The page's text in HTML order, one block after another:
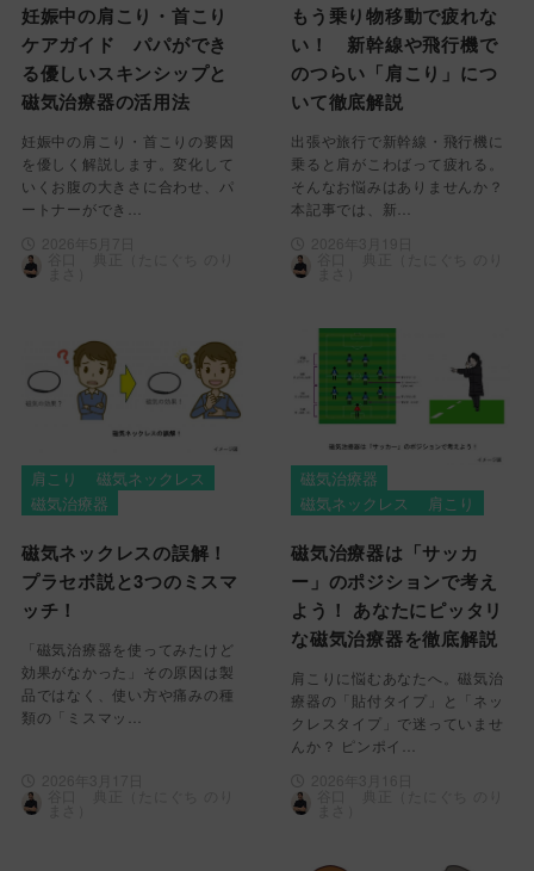
妊娠中の肩こり・首こり
ケアガイド パパができ
る優しいスキンシップと
磁気治療器の活用法
妊娠中の肩こり・首こりの要因
を優しく解説します。変化して
いくお腹の大きさに合わせ、パ
ートナーができ…
もう乗り物移動で疲れな
い！ 新幹線や飛行機で
のつらい「肩こり」につ
いて徹底解説
出張や旅行で新幹線・飛行機に
乗ると肩がこわばって疲れる。
そんなお悩みはありませんか？
本記事では、新…
肩こり
磁気ネックレス
磁気治療器
磁気ネックレスの誤解！
プラセボ説と3つのミスマ
ッチ！
「磁気治療器を使ってみたけど
効果がなかった」その原因は製
品ではなく、使い方や痛みの種
類の「ミスマッ…
磁気治療器
磁気ネックレス
肩こり
磁気治療器は「サッカ
ー」のポジションで考え
よう！ あなたにピッタリ
な磁気治療器を徹底解説
肩こりに悩むあなたへ。磁気治
療器の「貼付タイプ」と「ネッ
クレスタイプ」で迷っていませ
んか？ ピンポイ…